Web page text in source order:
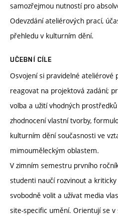
samozřejmou nutností pro
Odevzdání ateliérových prací,
přehledu v kulturním dění.
UČEBNÍ CÍLE
Osvojení si pravidelné ateliérové
reagovat na projektová zadání;
volba a užití vhodných
zhodnocení vlastní tvorby,
kulturním dění současnosti ve
mimouměleckým oblastem.
V zimním semestru prvního
studenti naučí rozvinout a
svobodně volit a užívat media
site-specific umění. Orientují se